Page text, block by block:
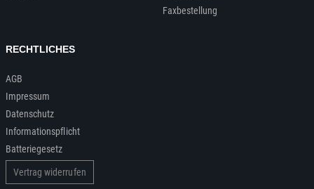
Faxbestellung
RECHTLICHES
AGB
Impressum
Datenschutz
Informationspflicht
Batteriegesetz
Vertrag widerrufen